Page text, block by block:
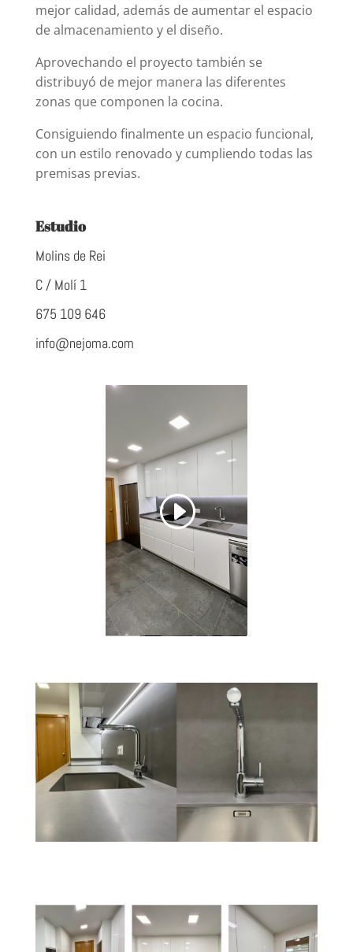
mejor calidad, además de aumentar el espacio
de almacenamiento y el diseño.
Aprovechando el proyecto también se
distribuyó de mejor manera las diferentes
zonas que componen la cocina.
Consiguiendo finalmente un espacio funcional,
con un estilo renovado y cumpliendo todas las
premisas previas.
Estudio
Molins de Rei
C / Molí 1
675 109 646
info@nejoma.com